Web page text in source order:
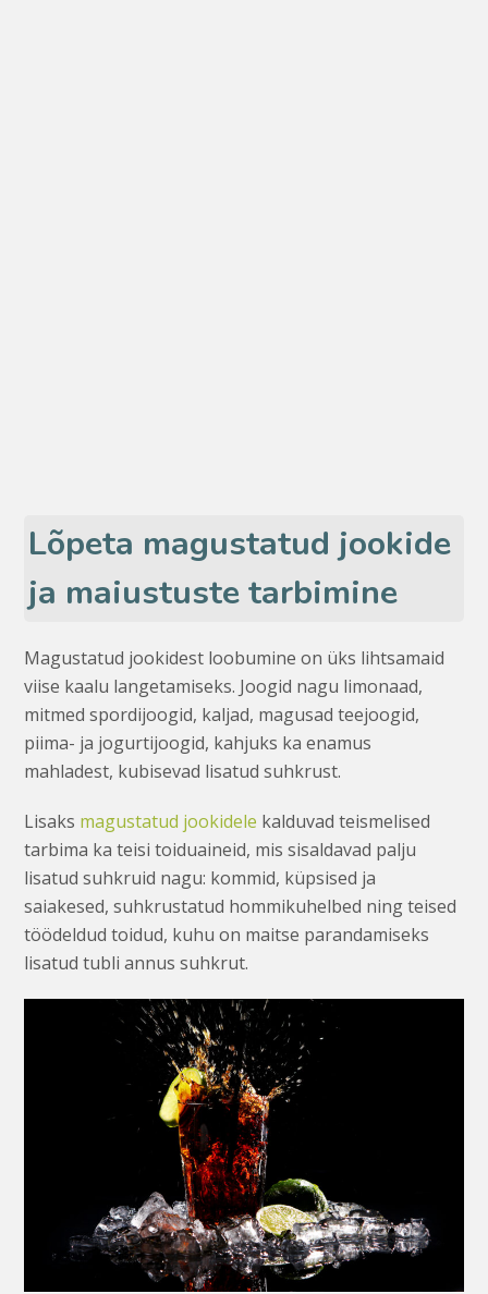
Lõpeta magustatud jookide
ja maiustuste tarbimine
Magustatud jookidest loobumine on üks lihtsamaid
viise kaalu langetamiseks. Joogid nagu limonaad,
mitmed spordijoogid, kaljad, magusad teejoogid,
piima- ja jogurtijoogid, kahjuks ka enamus
mahladest, kubisevad lisatud suhkrust.
Lisaks magustatud jookidele kalduvad teismelised
tarbima ka teisi toiduaineid, mis sisaldavad palju
lisatud suhkruid nagu: kommid, küpsised ja
saiakesed, suhkrustatud hommikuhelbed ning teised
töödeldud toidud, kuhu on maitse parandamiseks
lisatud tubli annus suhkrut.